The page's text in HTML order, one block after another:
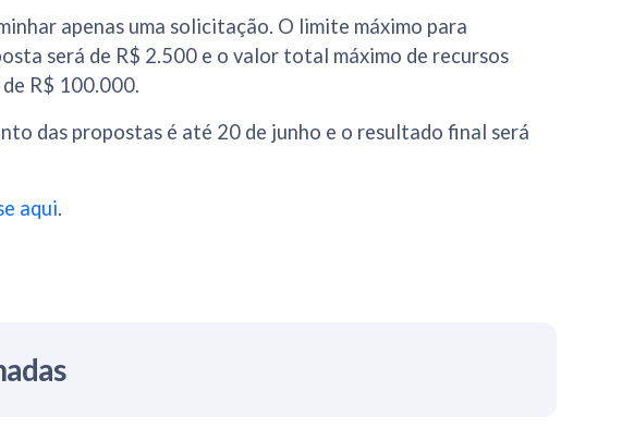
apenas uma solicitação. O limite máximo para
será de R$ 2.500 e o valor total máximo de recursos
R$ 100.000.
das propostas é até 20 de junho e o resultado final será
aqui.